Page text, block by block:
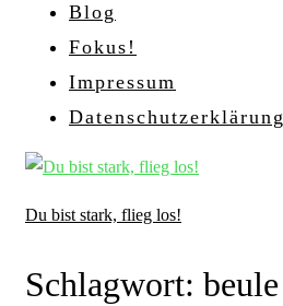
Blog
Fokus!
Impressum
Datenschutzerklärung
Du bist stark, flieg los!
Schlagwort: beule